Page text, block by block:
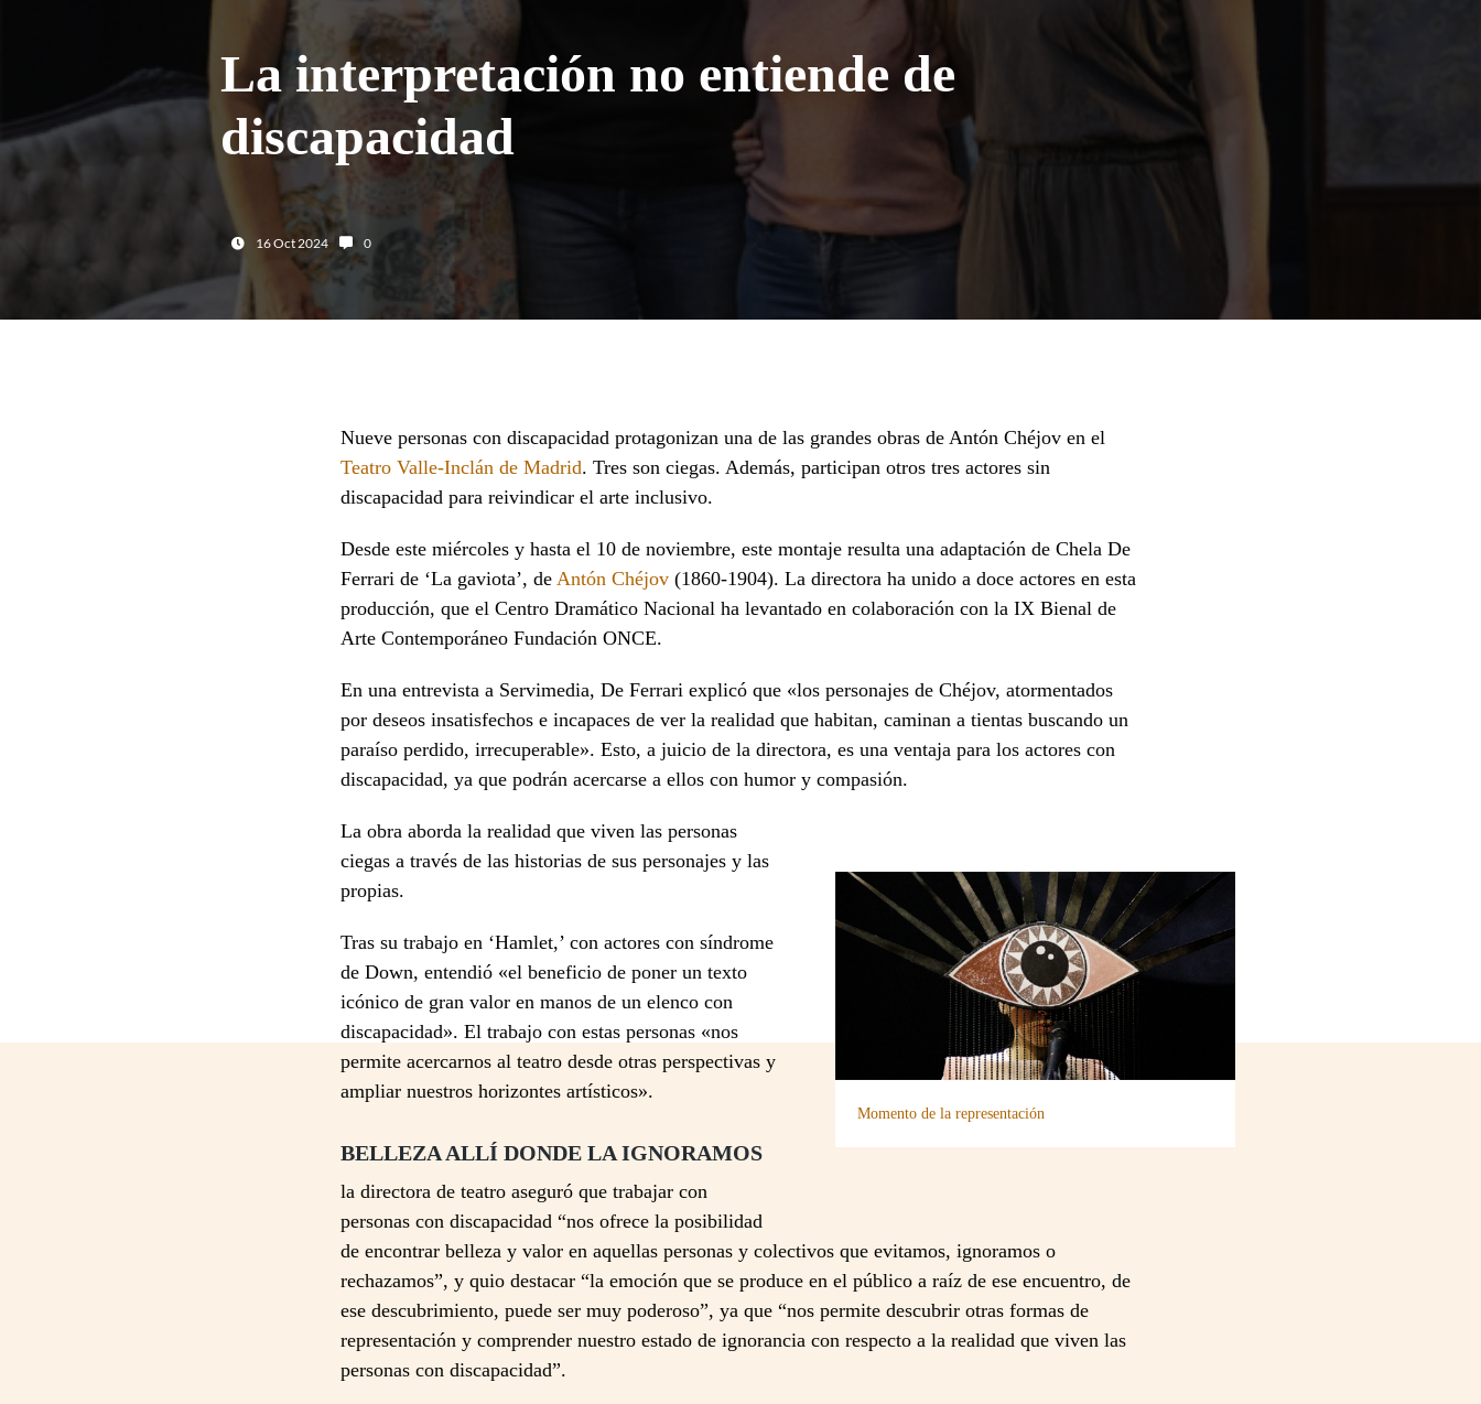
La interpretación no entiende de
discapacidad
Fecha:
16 Oct 2024 Número de comentarios:
0
Nueve personas con discapacidad protagonizan una de las grandes obras de Antón Chéjov en el
Teatro Valle-Inclán de Madrid. Tres son ciegas. Además, participan otros tres actores sin
discapacidad para reivindicar el arte inclusivo.
Desde este miércoles y hasta el 10 de noviembre, este montaje resulta una adaptación de Chela De
Ferrari de ‘La gaviota’, de Antón Chéjov (1860-1904). La directora ha unido a doce actores en esta
producción, que el Centro Dramático Nacional ha levantado en colaboración con la IX Bienal de
Arte Contemporáneo Fundación ONCE.
En una entrevista a Servimedia, De Ferrari explicó que «los personajes de Chéjov, atormentados
por deseos insatisfechos e incapaces de ver la realidad que habitan, caminan a tientas buscando un
paraíso perdido, irrecuperable». Esto, a juicio de la directora, es una ventaja para los actores con
discapacidad, ya que podrán acercarse a ellos con humor y compasión.
Momento de la representación
La obra aborda la realidad que viven las personas
ciegas a través de las historias de sus personajes y las
propias.
Tras su trabajo en ‘Hamlet,’ con actores con síndrome
de Down, entendió «el beneficio de poner un texto
icónico de gran valor en manos de un elenco con
discapacidad». El trabajo con estas personas «nos
permite acercarnos al teatro desde otras perspectivas y
ampliar nuestros horizontes artísticos».
BELLEZA ALLÍ DONDE LA IGNORAMOS
la directora de teatro aseguró que trabajar con
personas con discapacidad “nos ofrece la posibilidad
de encontrar belleza y valor en aquellas personas y colectivos que evitamos, ignoramos o
rechazamos”, y quio destacar “la emoción que se produce en el público a raíz de ese encuentro, de
ese descubrimiento, puede ser muy poderoso”, ya que “nos permite descubrir otras formas de
representación y comprender nuestro estado de ignorancia con respecto a la realidad que viven las
personas con discapacidad”.